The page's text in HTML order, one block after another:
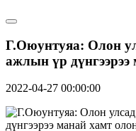
Г.Оюунтуяа: Олон
ажлын үр дүнгээрээ
2022-04-27 00:00:00